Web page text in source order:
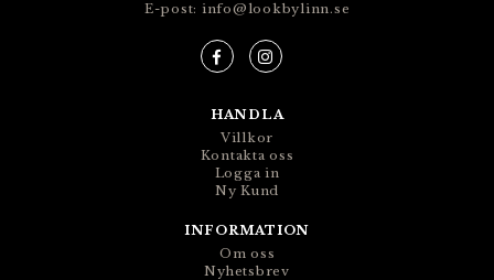
E-post: info@lookbylinn.se
HANDLA
Villkor
Kontakta oss
Logga in
Ny Kund
INFORMATION
Om oss
Nyhetsbrev